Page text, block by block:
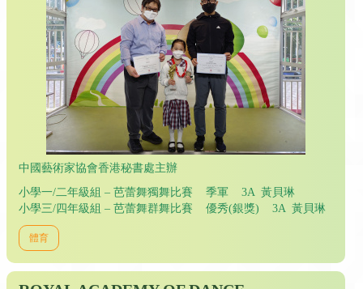
中國藝術家協會香港秘書處主辦
小學一/二年級組 – 芭蕾舞獨舞比賽 季軍 3A 黃貝琳
小學三/四年級組 – 芭蕾舞群舞比賽 優秀(銀獎) 3A 黃貝琳
體育